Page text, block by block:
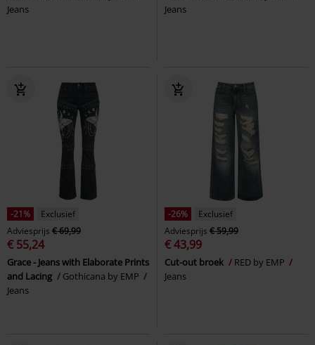
Jeans
Jeans
-21%
Exclusief
Adviesprijs € 69,99
€ 55,24
Grace - Jeans with Elaborate Prints
and Lacing
Gothicana by EMP
Jeans
-26%
Exclusief
Adviesprijs € 59,99
€ 43,99
Cut-out broek
RED by EMP
Jeans